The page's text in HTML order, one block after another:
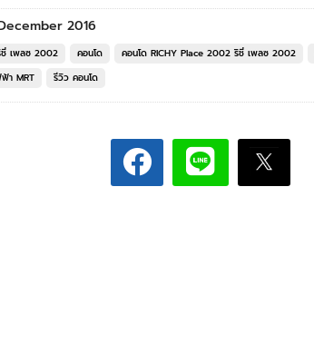
2016
ชี่ เพลซ 2002 คอนโด คอนโด RICHY Place 2002 ริชี่ เพลซ 2002
า MRT รีวิว คอนโด